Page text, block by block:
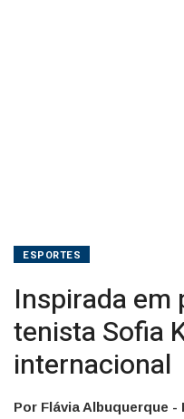
ESPORTES
Inspirada em
tenista Sofia
internacional
Por Flávia Albuquerque